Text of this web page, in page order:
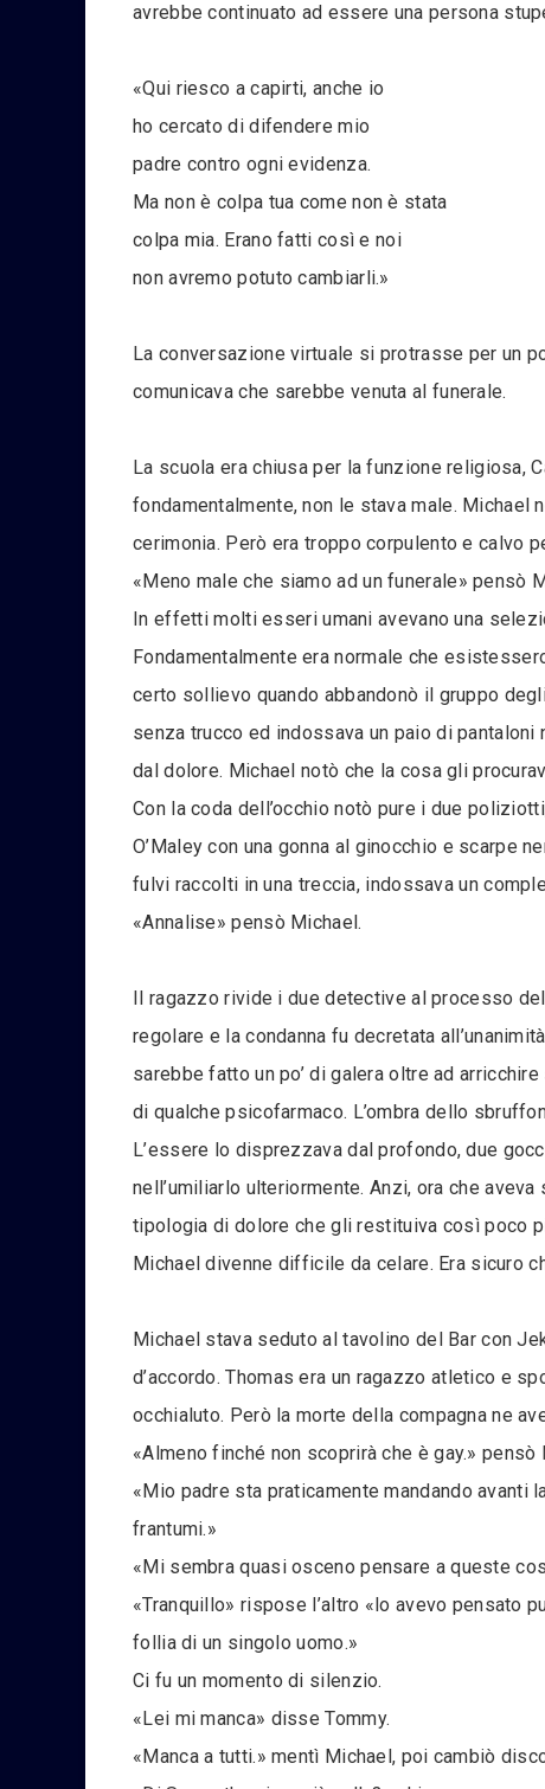
avrebbe continuato ad essere una persona
«Qui riesco a capirti, anche io
ho cercato di difendere mio
padre contro ogni evidenza.
Ma non è colpa tua come non è stata
colpa mia. Erano fatti così e noi
non avremo potuto cambiarli.»
La conversazione virtuale si protrasse per un
comunicava che sarebbe venuta al funerale.
La scuola era chiusa per la funzione religiosa,
fondamentalmente, non le stava male.
cerimonia. Però era troppo corpulento e calvo
«Meno male che siamo ad un funerale» pensò
In effetti molti esseri umani avevano una
Fondamentalmente era normale che
certo sollievo quando abbandonò il gruppo
senza trucco ed indossava un paio di
dal dolore. Michael notò che la cosa gli
Con la coda dell’occhio notò pure i due
O’Maley con una gonna al ginocchio e scarpe
fulvi raccolti in una treccia, indossava un
«Annalise» pensò Michael.
Il ragazzo rivide i due detective al processo
regolare e la condanna fu decretata
sarebbe fatto un po’ di galera oltre ad
di qualche psicofarmaco. L’ombra dello
L’essere lo disprezzava dal profondo, due
nell’umiliarlo ulteriormente. Anzi, ora che
tipologia di dolore che gli restituiva così poco
Michael divenne difficile da celare. Era sicuro
Michael stava seduto al tavolino del Bar con
d’accordo. Thomas era un ragazzo atletico e
occhialuto. Però la morte della compagna ne
«Almeno finché non scoprirà che è gay.»
«Mio padre sta praticamente mandando
frantumi.»
«Mi sembra quasi osceno pensare a queste
«Tranquillo» rispose l’altro «lo avevo pensato
follia di un singolo uomo.»
Ci fu un momento di silenzio.
«Lei mi manca» disse Tommy.
«Manca a tutti.» mentì Michael, poi cambiò